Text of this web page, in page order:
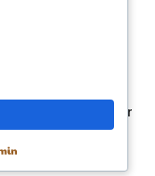
Pedoman Media Siber